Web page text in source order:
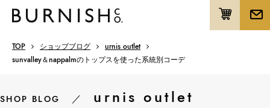
TOP ショップブログ
urnis outlet
sunvalley＆nappalmのトップスを使った系統別コーデ
SHOP BLOG ／ urnis outlet